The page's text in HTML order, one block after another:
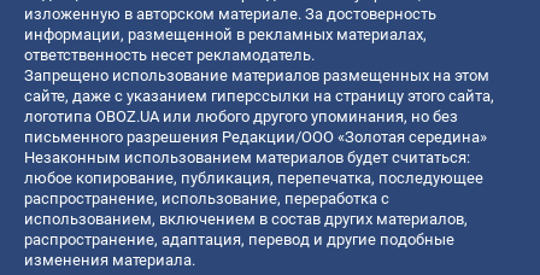
изложенную в авторском материале. За достоверность
информации, размещенной в рекламных материалах,
ответственность несет рекламодатель.
Запрещено использование материалов размещенных на этом
сайте, даже с указанием гиперссылки на страницу этого сайта,
логотипа OBOZ.UA или любого другого упоминания, но без
письменного разрешения Редакции/ООО «Золотая середина»
Незаконным использованием материалов будет считаться:
любое копирование, публикация, перепечатка, последующее
распространение, использование, переработка с
использованием, включением в состав других материалов,
распространение, адаптация, перевод и другие подобные
изменения материала.